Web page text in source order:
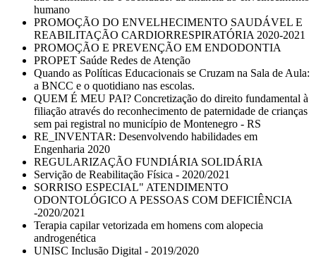
humano
PROMOÇÃO DO ENVELHECIMENTO SAUDÁVEL E
REABILITAÇÃO CARDIORRESPIRATÓRIA 2020-2021
PROMOÇÃO E PREVENÇÃO EM ENDODONTIA
PROPET Saúde Redes de Atenção
Quando as Políticas Educacionais se Cruzam na Sala de Aula:
a BNCC e o quotidiano nas escolas.
QUEM É MEU PAI? Concretização do direito fundamental à
filiação através do reconhecimento de paternidade de crianças
sem pai registral no município de Montenegro - RS
RE_INVENTAR: Desenvolvendo habilidades em
Engenharia 2020
REGULARIZAÇÃO FUNDIÁRIA SOLIDÁRIA
Servição de Reabilitação Física - 2020/2021
SORRISO ESPECIAL" ATENDIMENTO
ODONTOLÓGICO A PESSOAS COM DEFICIÊNCIA
-2020/2021
Terapia capilar vetorizada em homens com alopecia
androgenética
UNISC Inclusão Digital - 2019/2020